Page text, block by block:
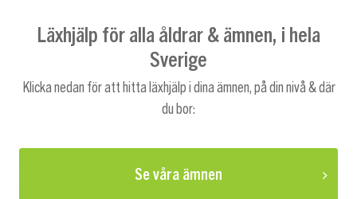
Läxhjälp för alla åldrar & ämnen, i hela
Sverige
Klicka nedan för att hitta läxhjälp i dina ämnen, på din nivå & där
du bor:
Se våra ämnen